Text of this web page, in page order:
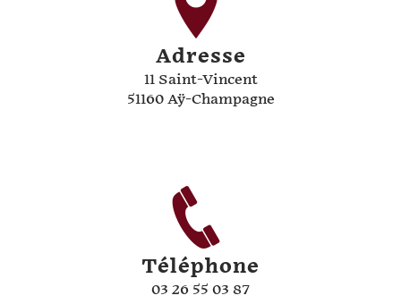
Adresse
11 Saint-Vincent
51160 Aÿ-Champagne
Téléphone
03 26 55 03 87